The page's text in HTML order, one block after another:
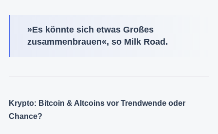
»Es könnte sich etwas Großes
zusammenbrauen«, so Milk Road.
Krypto: Bitcoin & Altcoins vor Trendwende oder
Chance?